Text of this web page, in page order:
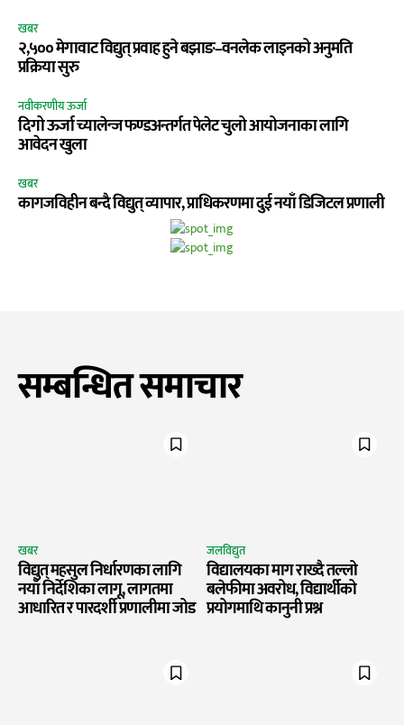
खबर
२,५०० मेगावाट विद्युत् प्रवाह हुने बझाङ–वनलेक लाइनको अनुमति
प्रक्रिया सुरु
नवीकरणीय ऊर्जा
दिगो ऊर्जा च्यालेन्ज फण्डअन्तर्गत पेलेट चुलो आयोजनाका लागि
आवेदन खुला
खबर
कागजविहीन बन्दै विद्युत् व्यापार, प्राधिकरणमा दुई नयाँ डिजिटल प्रणाली
सम्बन्धित समाचार
खबर
विद्युत् महसुल निर्धारणका लागि
नयाँ निर्देशिका लागू, लागतमा
आधारित र पारदर्शी प्रणालीमा जोड
जलविद्युत
विद्यालयका माग राख्दै तल्लो
बलेफीमा अवरोध, विद्यार्थीको
प्रयोगमाथि कानुनी प्रश्न